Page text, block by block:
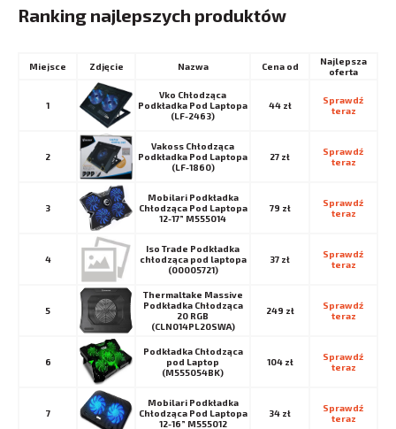
Ranking najlepszych produktów
Miejsce Nazwa Cena od
Najlepsza
oferta
1
Vko Chłodząca
Podkładka Pod Laptopa
(LF-2463)
44 zł
Sprawdź
teraz
2
Vakoss Chłodząca
Podkładka Pod Laptopa
(LF-1860)
27 zł
Sprawdź
teraz
3
Mobilari Podkładka
Chłodząca Pod Laptopa
12-17” M555014
79 zł
Sprawdź
teraz
4
Iso Trade Podkładka
chłodząca pod laptopa
(00005721)
37 zł
Sprawdź
teraz
5
Thermaltake Massive
Podkładka Chłodząca
20 RGB
(CLN014PL20SWA)
249 zł
Sprawdź
teraz
6
Podkładka Chłodząca
pod Laptop
(M555054BK)
104 zł
Sprawdź
teraz
7
Mobilari Podkładka
Chłodząca Pod Laptopa
12-16” M555012
34 zł
Sprawdź
teraz